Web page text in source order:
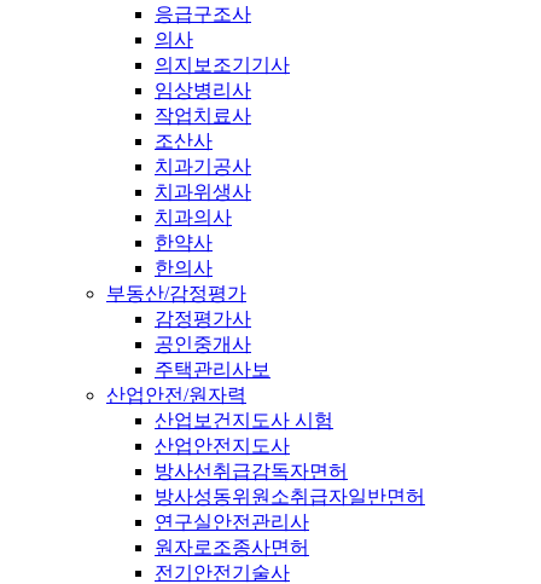
응급구조사
의사
의지보조기기사
임상병리사
작업치료사
조산사
치과기공사
치과위생사
치과의사
한약사
한의사
부동산/감정평가
감정평가사
공인중개사
주택관리사보
산업안전/원자력
산업보건지도사 시험
산업안전지도사
방사선취급감독자면허
방사성동위원소취급자일반면허
연구실안전관리사
원자로조종사면허
전기안전기술사